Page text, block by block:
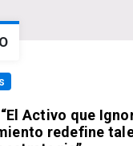
Activo que
redefine